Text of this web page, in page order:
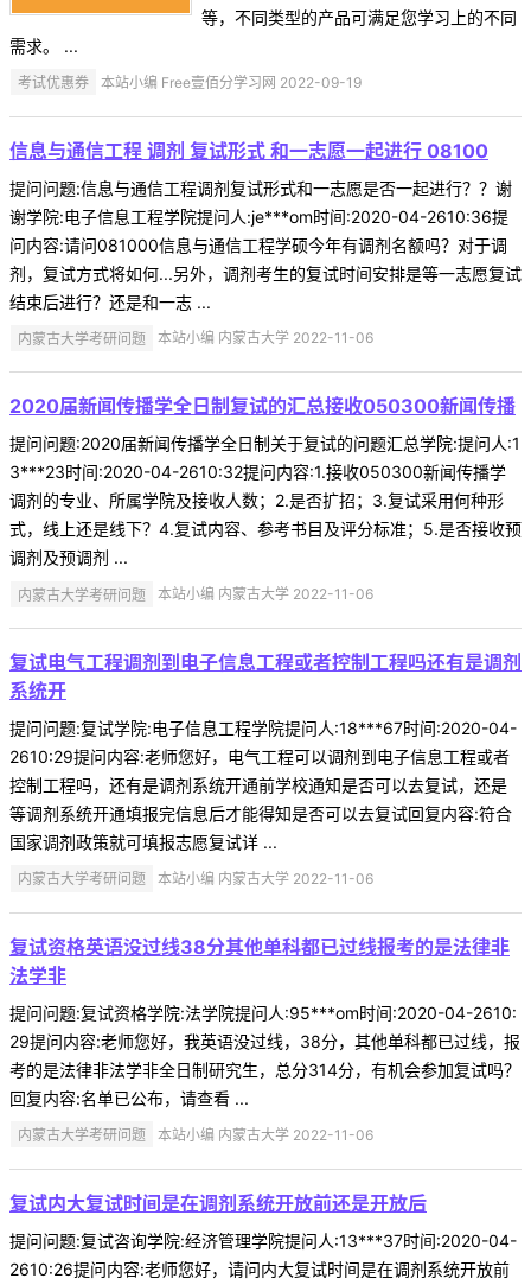
等，不同类型的产品可满足您学习上的不同
需求。 ...
考试优惠券 本站小编 Free壹佰分学习网 2022-09-19
信息与通信工程 调剂 复试形式 和一志愿一起进行 08100
提问问题:信息与通信工程调剂复试形式和一志愿是否一起进行？？谢
谢学院:电子信息工程学院提问人:je***om时间:2020-04-2610:36提
问内容:请问081000信息与通信工程学硕今年有调剂名额吗？对于调
剂，复试方式将如何...另外，调剂考生的复试时间安排是等一志愿复试
结束后进行？还是和一志 ...
内蒙古大学考研问题 本站小编 内蒙古大学 2022-11-06
2020届新闻传播学全日制复试的汇总接收050300新闻传播
提问问题:2020届新闻传播学全日制关于复试的问题汇总学院:提问人:1
3***23时间:2020-04-2610:32提问内容:1.接收050300新闻传播学
调剂的专业、所属学院及接收人数；2.是否扩招；3.复试采用何种形
式，线上还是线下？4.复试内容、参考书目及评分标准；5.是否接收预
调剂及预调剂 ...
内蒙古大学考研问题 本站小编 内蒙古大学 2022-11-06
复试电气工程调剂到电子信息工程或者控制工程吗还有是调剂
系统开
提问问题:复试学院:电子信息工程学院提问人:18***67时间:2020-04-
2610:29提问内容:老师您好，电气工程可以调剂到电子信息工程或者
控制工程吗，还有是调剂系统开通前学校通知是否可以去复试，还是
等调剂系统开通填报完信息后才能得知是否可以去复试回复内容:符合
国家调剂政策就可填报志愿复试详 ...
内蒙古大学考研问题 本站小编 内蒙古大学 2022-11-06
复试资格英语没过线38分其他单科都已过线报考的是法律非
法学非
提问问题:复试资格学院:法学院提问人:95***om时间:2020-04-2610:
29提问内容:老师您好，我英语没过线，38分，其他单科都已过线，报
考的是法律非法学非全日制研究生，总分314分，有机会参加复试吗？
回复内容:名单已公布，请查看 ...
内蒙古大学考研问题 本站小编 内蒙古大学 2022-11-06
复试内大复试时间是在调剂系统开放前还是开放后
提问问题:复试咨询学院:经济管理学院提问人:13***37时间:2020-04-
2610:26提问内容:老师您好，请问内大复试时间是在调剂系统开放前